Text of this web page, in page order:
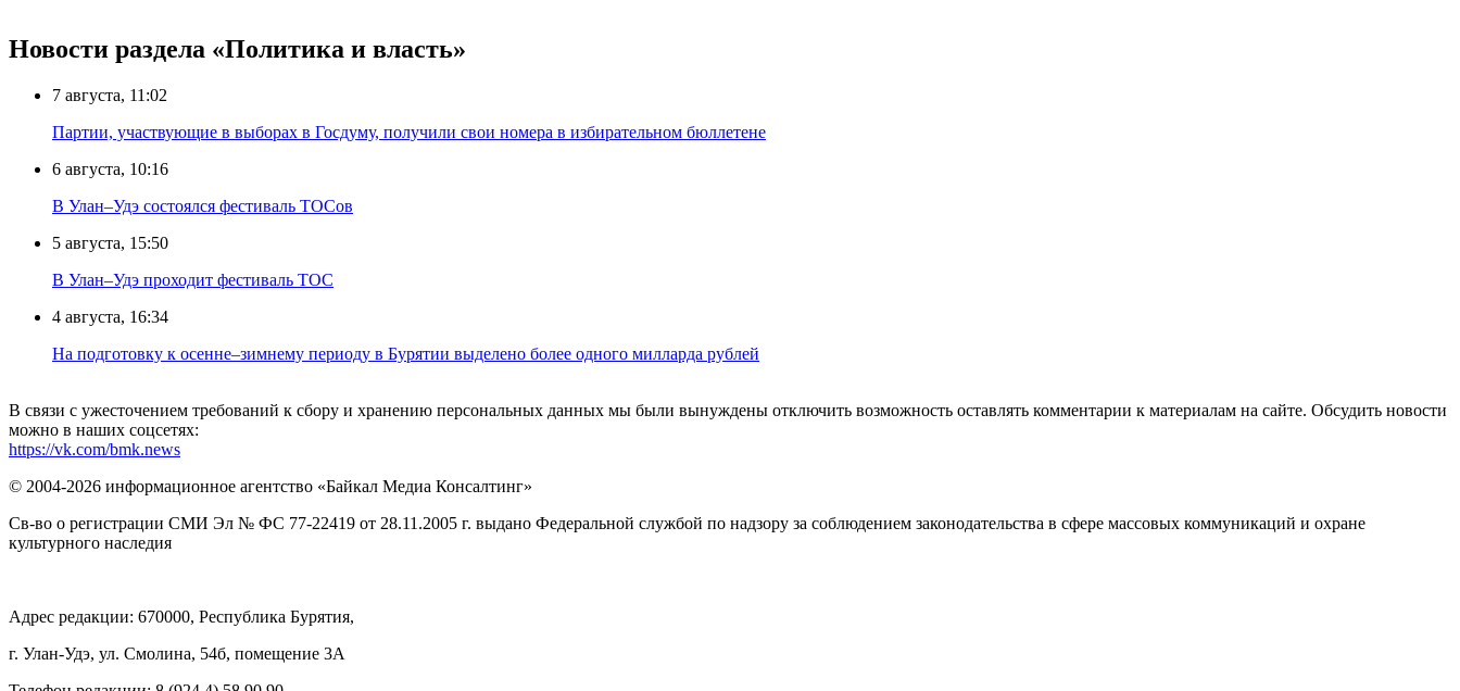
Новости раздела «Политика и власть»
7 августа, 11:02
Партии, участвующие в выборах в Госдуму, получили свои номера в избирательном бюллетене
6 августа, 10:16
В Улан–Удэ состоялся фестиваль ТОСов
5 августа, 15:50
В Улан–Удэ проходит фестиваль ТОС
4 августа, 16:34
На подготовку к осенне–зимнему периоду в Бурятии выделено более одного милларда рублей
В связи с ужесточением требований к сбору и хранению персональных данных мы были вынуждены отключить возможность оставлять комментарии к материалам на сайте. Обсудить новости
можно в наших соцсетях:
https://vk.com/bmk.news
© 2004-2026 информационное агентство «Байкал Медиа Консалтинг»
Св-во о регистрации СМИ Эл № ФС 77-22419 от 28.11.2005 г. выдано Федеральной службой по надзору за соблюдением законодательства в сфере массовых коммуникаций и охране
культурного наследия
Адрес редакции: 670000, Республика Бурятия,
г. Улан-Удэ, ул. Смолина, 54б, помещение 3А